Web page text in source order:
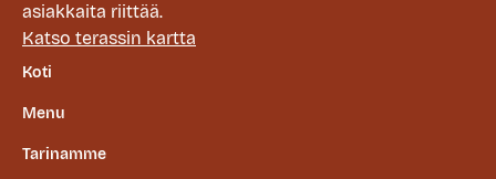
asiakkaita riittää.
Katso terassin kartta
Koti
Menu
Tarinamme